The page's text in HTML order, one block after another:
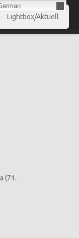
Lightbox/Aktuell
(71.